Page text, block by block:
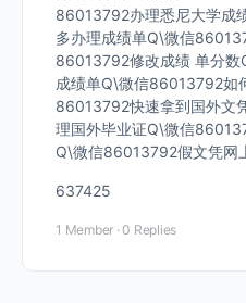
86013792办理悉尼大学成
多办理成绩单Q\微信
86013792修改成绩 单分
成绩单Q\微信86013792如
86013792快速拿到国外文
理国外毕业证Q\微信
Q\微信86013792假文凭网
637425
1 Member · 0 Replies